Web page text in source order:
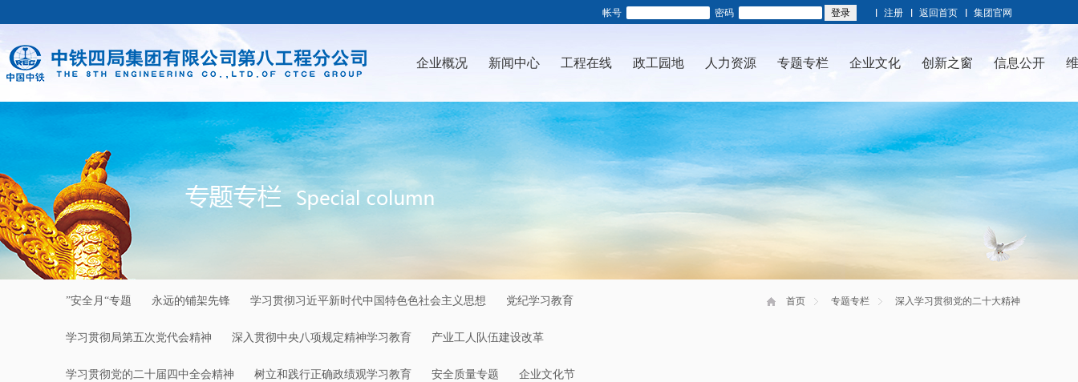
帐号 密码 注册 返回首页 集团官网
企业概况 新闻中心 工程在线 政工园地 人力资源 专题专栏 企业文化 创新之窗 信息公开
首页 专题专栏 深入学习贯彻党的二十大精神
”安全月“专题 永远的铺架先锋 学习贯彻习近平新时代中国特色色社会主义思想 党纪学习教育
学习贯彻局第五次党代会精神 深入贯彻中央八项规定精神学习教育 产业工人队伍建设改革
学习贯彻党的二十届四中全会精神 树立和践行正确政绩观学习教育 安全质量专题 企业文化节